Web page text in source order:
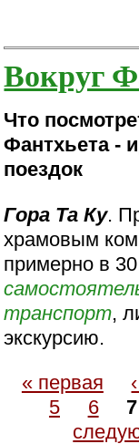
Вокруг
Что
Фантхьета -
поездок
Гора Та Ку.
храмовым
примерно в
транспорт,
экскурсию.
« первая
5
6 7